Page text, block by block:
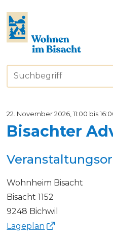
Navigieren
Suchbegriff
Bisachter
22. November 2026 , 11:00 bis
Wohnheim Bisacht
Bisacht 1152
9248 Bichwil
Lageplan